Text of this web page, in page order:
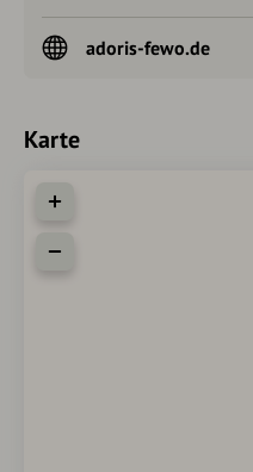
adoris-fewo.de
Karte